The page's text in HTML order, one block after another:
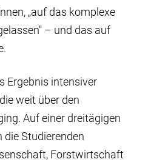
„auf das komplexe
– und das auf
Ergebnis intensiver
weit über den
Auf einer dreitägigen
die Studierenden
Forstwirtschaft